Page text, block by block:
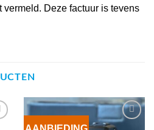
vermeld. Deze factuur is tevens